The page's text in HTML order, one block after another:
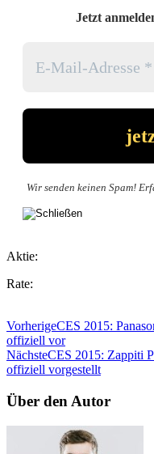
Jetzt
Wir senden keinen Spam!
Aktie:
Rate:
VorherigeCES 2015:
offiziell vor
NächsteCES 2015: Zappiti
offiziell vorgestellt
Über den Autor